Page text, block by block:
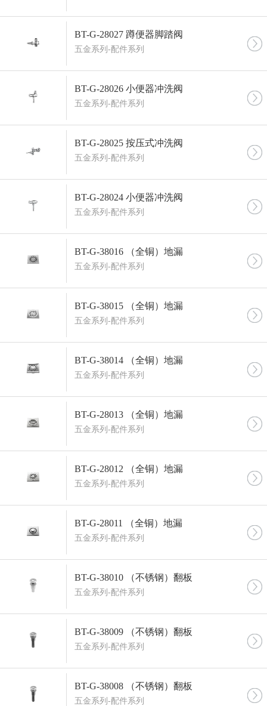
BT-G-28027 蹲便器脚踏阀
五金系列-配件系列
BT-G-28026 小便器冲洗阀
五金系列-配件系列
BT-G-28025 按压式冲洗阀
五金系列-配件系列
BT-G-28024 小便器冲洗阀
五金系列-配件系列
BT-G-38016 （全铜）地漏
五金系列-配件系列
BT-G-38015 （全铜）地漏
五金系列-配件系列
BT-G-38014 （全铜）地漏
五金系列-配件系列
BT-G-28013 （全铜）地漏
五金系列-配件系列
BT-G-28012 （全铜）地漏
五金系列-配件系列
BT-G-28011 （全铜）地漏
五金系列-配件系列
BT-G-38010 （不锈钢）翻板
五金系列-配件系列
BT-G-38009 （不锈钢）翻板
五金系列-配件系列
BT-G-38008 （不锈钢）翻板
五金系列-配件系列